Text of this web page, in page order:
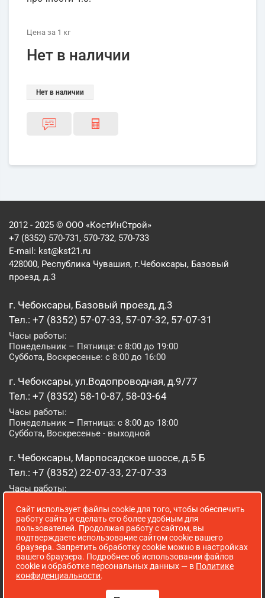
Цена за 1 кг
Нет в наличии
Нет в наличии
2012 - 2025 © ООО «КостИнСтрой»
+7 (8352) 570-731, 570-732, 570-733
E-mail: kst@kst21.ru
428000, Республика Чувашия, г.Чебоксары, Базовый
проезд, д.3
г. Чебоксары, Базовый проезд, д.3
Тел.: +7 (8352) 57-07-33, 57-07-32, 57-07-31
Часы работы:
Понедельник – Пятница: с 8:00 до 19:00
Суббота, Воскресенье: с 8:00 до 16:00
г. Чебоксары, ул.Водопроводная, д.9/77
Тел.: +7 (8352) 58-10-87, 58-03-64
Часы работы:
Понедельник – Пятница: с 8:00 до 18:00
Суббота, Воскресенье - выходной
г. Чебоксары, Марпосадское шоссе, д.5 Б
Тел.: +7 (8352) 22-07-33, 27-07-33
Часы работы:
Суббота, Воскресенье: с 8:00 до 16:00
г. Йошкар-Ола, ул. Луначарского, д. 52 А
Тел.: (8362) 41-07-31
Часы работы:
Понедельник – Пятница: с 8:00 до 18:00
Сайт использует файлы cookie для того, чтобы обеспечить
работу сайта и сделать его более удобным для
пользователей. Продолжая работу с сайтом, вы
подтверждаете использование сайтом cookie вашего
браузера. Запретить обработку cookie можно в настройках
вашего браузера. Подробнее об использовании файлов
cookie и обработке персональных данных — в Политике
конфиденциальности.